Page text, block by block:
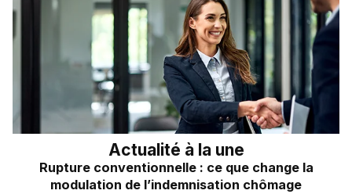
Frais kilométriques
Revenu du dirigeant
TNS
Impôts sur les sociétés
Dividendes
Infographie RSE du mois
Transformation digitale
Quizz RH&VOUS ?
Bien-être en entreprise
Place à l'Expert
Sondage du mois
Actualité à la une
Rupture conventionnelle : ce que change la
modulation de l’indemnisation chômage